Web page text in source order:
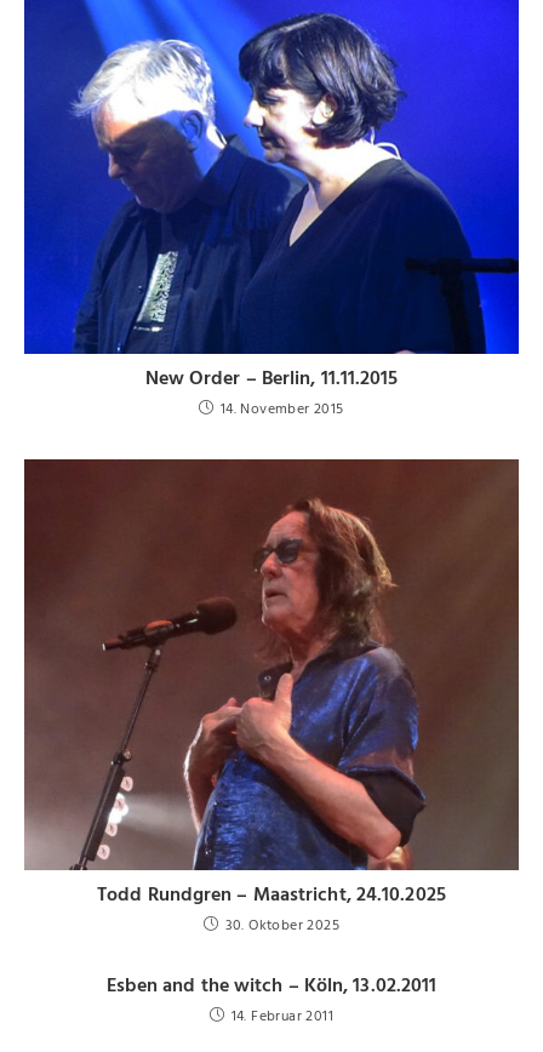
New Order – Berlin, 11.11.2015
14. November 2015
Todd Rundgren – Maastricht, 24.10.2025
30. Oktober 2025
Esben and the witch – Köln, 13.02.2011
14. Februar 2011